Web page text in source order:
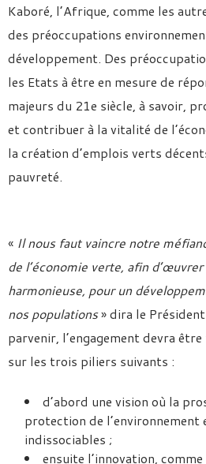
Kaboré, l’Afrique, comme les
des préoccupations
développement. Des
les Etats à être en mesure de
majeurs du 21e siècle, à savoir,
et contribuer à la vitalité de
la création d’emplois verts
pauvreté.
« Il nous faut vaincre notre
de l’économie verte, afin
harmonieuse, pour un
nos populations» dira le
parvenir, l’engagement devra
sur les trois piliers suivants :
d’abord une vision où la
protection de
indissociables ;
ensuite l’innovation,